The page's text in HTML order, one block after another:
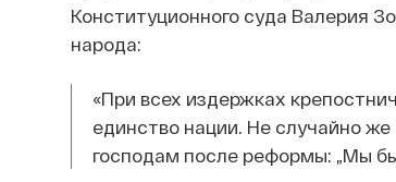
Конституционного суда Валерия
народа:
«При всех издержках
единство нации. Не случайно
господам после реформы: „Мы